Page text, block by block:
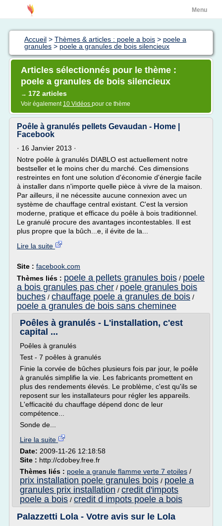
Menu
Accueil > Thèmes & articles : poele a bois > poele a
granules > poele a granules de bois silencieux
Articles sélectionnés pour le thème :
poele a granules de bois silencieux
→ 172 articles
Voir également 10 Vidéos pour ce thème
Poêle à granulés pellets Gevaudan - Home |
Facebook
· 16 Janvier 2013 ·
Notre poêle à granulés DIABLO est actuellement notre
bestseller et le moins cher du marché. Ces dimensions
restreintes en font une solution d'économie d'énergie facile
à installer dans n'importe quelle pièce à vivre de la maison.
Par ailleurs, il ne nécessite aucune connexion avec un
système de chauffage central existant. C'est la version
moderne, pratique et efficace du poêle à bois traditionnel.
Le granulé procure des avantages incontestables. Il est
plus propre que la bûch...e, il évite de la...
Lire la suite
Site : facebook.com
Thèmes liés : poele a pellets granules bois / poele
a bois granules pas cher / poele granules bois
buches / chauffage poele a granules de bois /
poele a granules de bois sans cheminee
Poêles à granulés - L'installation, c'est
capital ...
Poêles à granulés
Test - 7 poêles à granulés
Finie la corvée de bûches plusieurs fois par jour, le poêle
à granulés simplifie la vie. Les fabricants promettent en
plus des rendements élevés. Le problème, c'est qu'ils se
reposent sur les installateurs pour régler les appareils.
L'efficacité du chauffage dépend donc de leur
compétence...
Sonde de...
Lire la suite
Date: 2009-11-26 12:18:58
Site : http://cdobey.free.fr
Thèmes liés : poele a granule flamme verte 7 etoiles /
prix installation poele granules bois / poele a
granules prix installation / credit d'impots
poele a bois / credit d impots poele a bois
Palazzetti Lola - Votre avis sur le Lola